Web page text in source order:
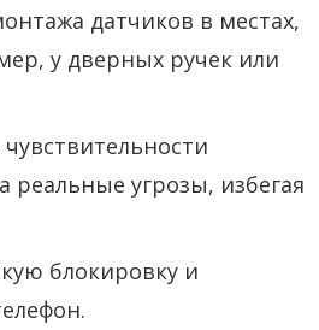
датчиков в местах,
у дверных ручек или
реальные угрозы, избегая
блокировку и